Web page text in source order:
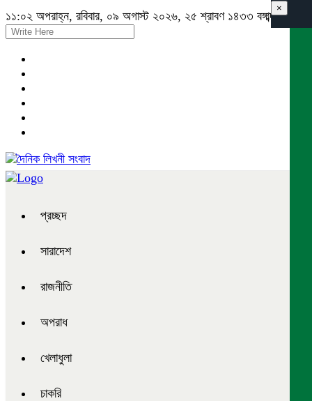
১১:০২ অপরাহ্ন, রবিবার, ০৯ অগাস্ট ২০২৬, ২৫ শ্রাবণ ১৪৩৩ বঙ্গাব্দ
প্রচ্ছদ
সারাদেশ
রাজনীতি
অপরাধ
খেলাধুলা
চাকরি
×